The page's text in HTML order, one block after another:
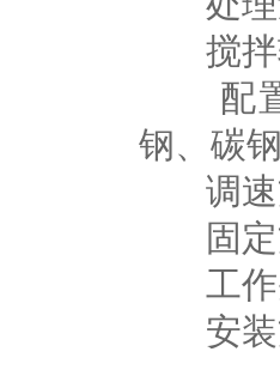
搅拌
配置
钢、碳
调速
固定
工作
安装